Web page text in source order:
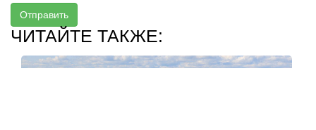
Отправить
ЧИТАЙТЕ ТАКЖЕ: